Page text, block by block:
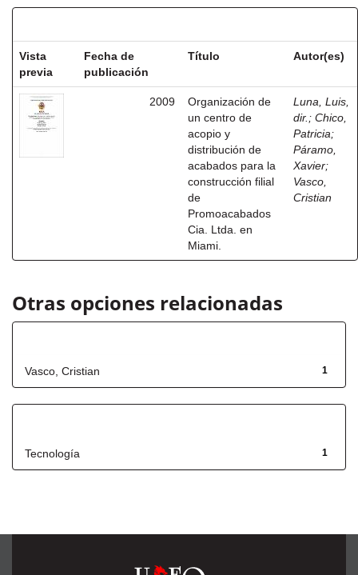
Vista
previa
Fecha de
publicación
Título Autor(es)
2009
Organización de
un centro de
acopio y
distribución de
acabados para la
construcción filial
de
Promoacabados
Cia. Ltda. en
Miami.
Luna, Luis,
dir. ; Chico,
Patricia;
Páramo,
Xavier;
Vasco,
Cristian
Otras opciones relacionadas
1
Vasco, Cristian
1
Tecnología